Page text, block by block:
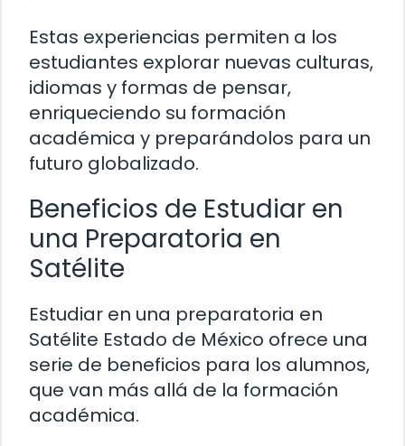
Estas experiencias permiten a los
estudiantes explorar nuevas culturas,
idiomas y formas de pensar,
enriqueciendo su formación
académica y preparándolos para un
futuro globalizado.
Beneficios de Estudiar en
una Preparatoria en
Satélite
Estudiar en una preparatoria en
Satélite Estado de México ofrece una
serie de beneficios para los alumnos,
que van más allá de la formación
académica.